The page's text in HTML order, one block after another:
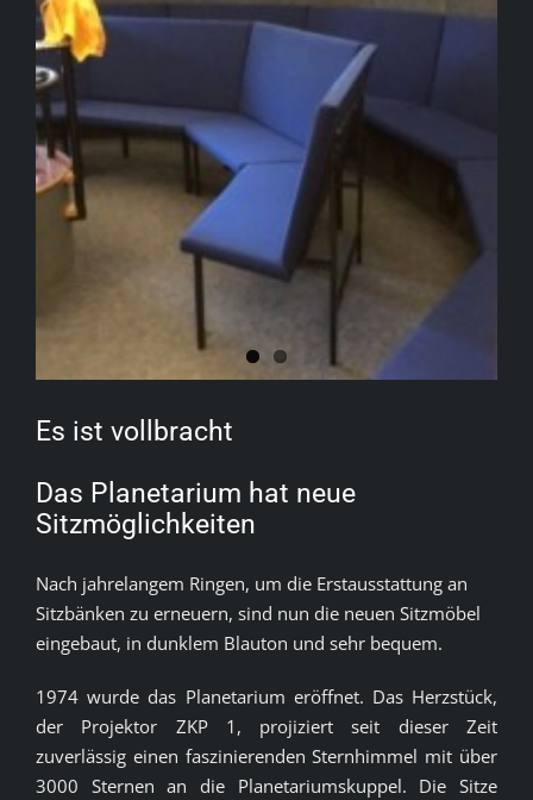
Es ist vollbracht
Das Planetarium hat neue
Sitzmöglichkeiten
Nach jahrelangem Ringen, um die Erstausstattung an
Sitzbänken zu erneuern, sind nun die neuen Sitzmöbel
eingebaut, in dunklem Blauton und sehr bequem.
1974 wurde das Planetarium eröffnet. Das Herzstück,
der Projektor ZKP 1, projiziert seit dieser Zeit
zuverlässig einen faszinierenden Sternhimmel mit über
3000 Sternen an die Planetariumskuppel. Die Sitze